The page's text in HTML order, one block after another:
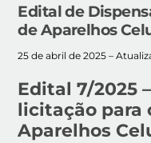
Edital de
de Aparelhos
25 de abril de 2025 –
Edital 7/2025
licitação para
Aparelhos